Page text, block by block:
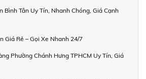
Bình Tân Uy Tín, Nhanh Chóng, Giá Cạnh
Giá Rẻ – Gọi Xe Nhanh 24/7
Phường Chánh Hưng TPHCM Uy Tín, Giá